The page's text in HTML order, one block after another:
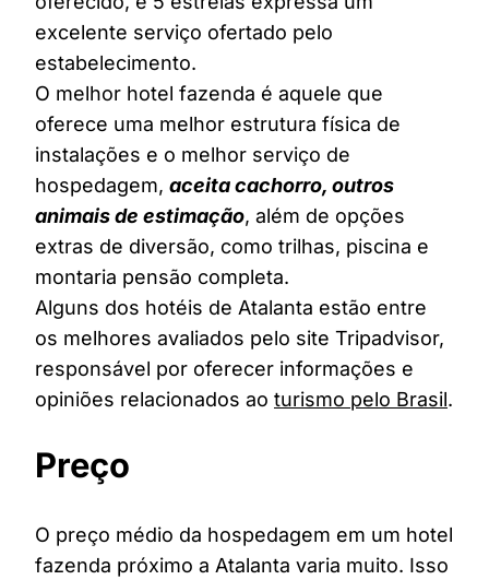
excelente serviço ofertado pelo
estabelecimento.
O melhor hotel fazenda é aquele que
oferece uma melhor estrutura física de
instalações e o melhor serviço de
hospedagem, aceita cachorro, outros
animais de estimação, além de opções
extras de diversão, como trilhas, piscina e
montaria pensão completa.
Alguns dos hotéis de Atalanta estão entre
os melhores avaliados pelo site Tripadvisor,
responsável por oferecer informações e
opiniões relacionados ao turismo pelo Brasil.
Preço
O preço médio da hospedagem em um hotel
fazenda próximo a Atalanta varia muito. Isso